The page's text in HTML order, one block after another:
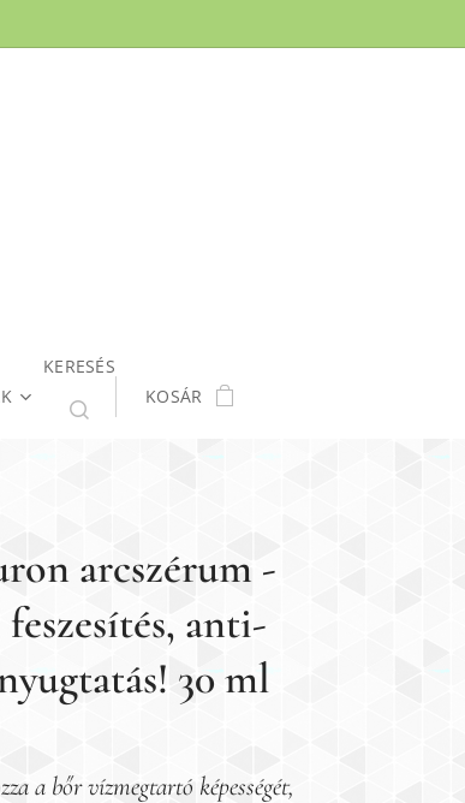
KERESÉS
KOSÁR
arcszérum -
anti-
30 ml
a bőr vízmegtartó képességét,